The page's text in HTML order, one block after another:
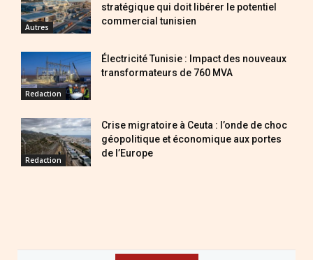
Autres
stratégique qui doit libérer le potentiel
commercial tunisien
Redaction
Électricité Tunisie : Impact des nouveaux
transformateurs de 760 MVA
Redaction
Crise migratoire à Ceuta : l’onde de choc
géopolitique et économique aux portes
de l’Europe